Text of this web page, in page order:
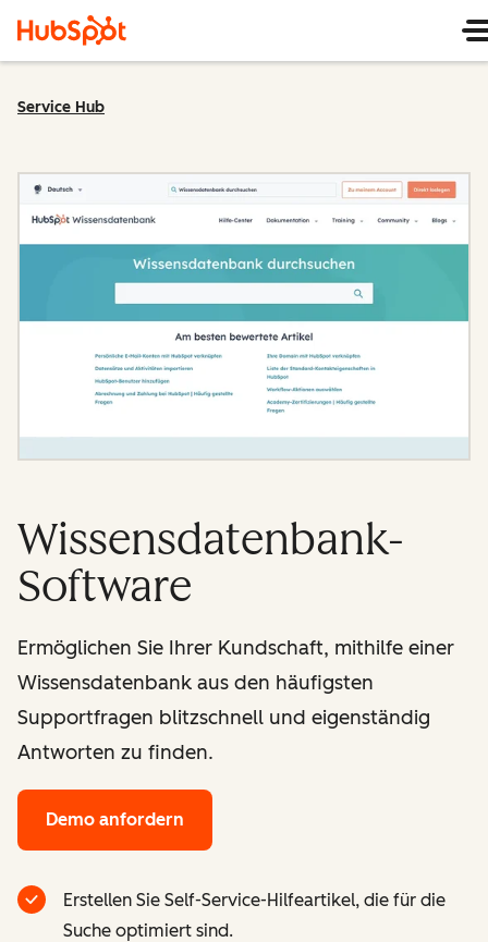
Service Hub
Wissensdatenbank-
Software
Ermöglichen Sie Ihrer Kundschaft, mithilfe einer
Wissensdatenbank aus den häufigsten
Supportfragen blitzschnell und eigenständig
Antworten zu finden.
Demo anfordern
Erstellen Sie Self-Service-Hilfeartikel, die für die
Suche optimiert sind.